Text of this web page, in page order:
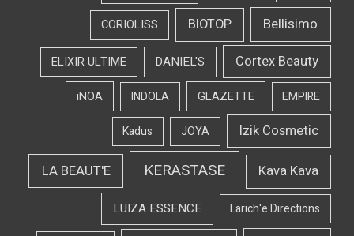
Bellisimo
BIOTOP
CORIOLISS
Cortex Beauty
DANIEL'S
ELIXIR ULTIME
EMPIRE
GLAZETTE
INDOLA
iNOA
Izik Cosmetic
JOYA
Kadus
Kava Kava
KERASTASE
LA BEAUT'E
Larich'e Directions
LUIZA ESSENCE